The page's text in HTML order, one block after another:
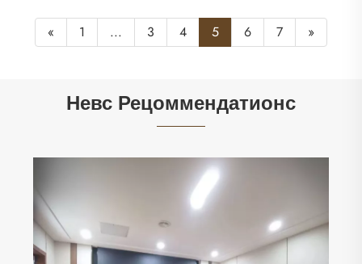
« 1 ... 3 4 5 6 7 »
Невс Рецоммендатионс